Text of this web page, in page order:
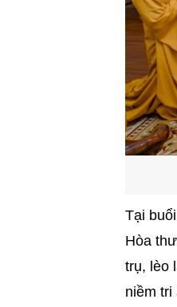
Tại
Hòa
trụ, lèo
niềm